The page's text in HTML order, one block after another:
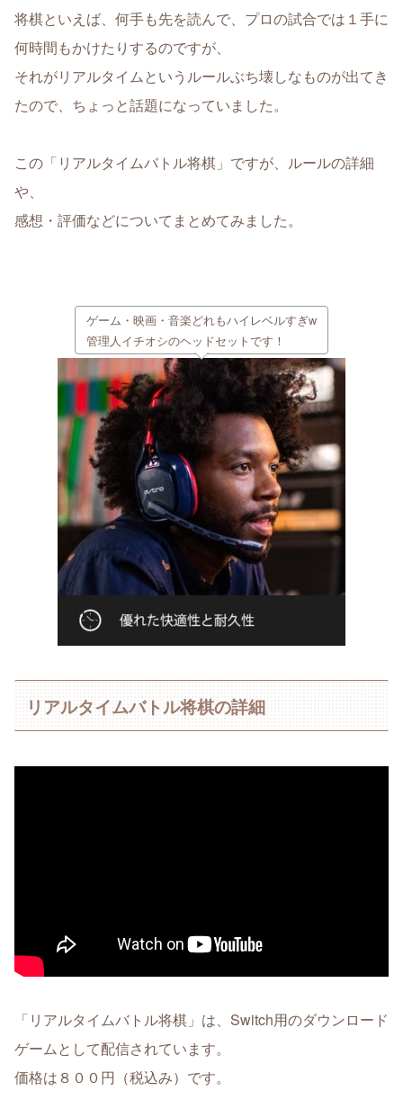
将棋といえば、何手も先を読んで、プロの試合では１手に
何時間もかけたりするのですが、
それがリアルタイムというルールぶち壊しなものが出てき
たので、ちょっと話題になっていました。
この「リアルタイムバトル将棋」ですが、ルールの詳細
や、
感想・評価などについてまとめてみました。
ゲーム・映画・音楽どれもハイレベルすぎw
管理人イチオシのヘッドセットです！
リアルタイムバトル将棋の詳細
「リアルタイムバトル将棋」は、Switch用のダウンロード
ゲームとして配信されています。
価格は８００円（税込み）です。